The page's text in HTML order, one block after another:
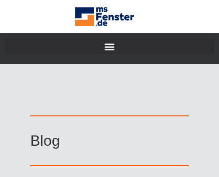
Blog